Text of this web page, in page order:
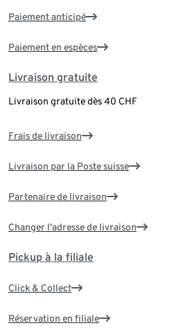
Paiement anticipé
Paiement en espèces
Livraison gratuite
Livraison gratuite dès 40 CHF
Frais de livraison
Livraison par la Poste suisse
Partenaire de livraison
Changer l'adresse de livraison
Pickup à la filiale
Click & Collect
Réservation en filiale